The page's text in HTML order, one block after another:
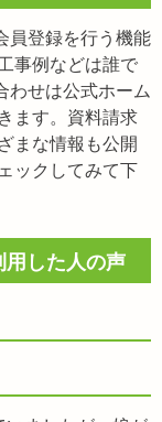
員登録を行う機能
事例などは誰で
わせは公式ホーム
ます。資料請求
まな情報も公開
ックしてみて下
用した人の声